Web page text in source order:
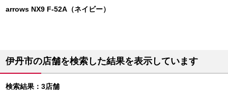
arrows NX9 F-52A（ネイビー）
伊丹市の店舗を検索した結果を表示しています
検索結果：3店舗